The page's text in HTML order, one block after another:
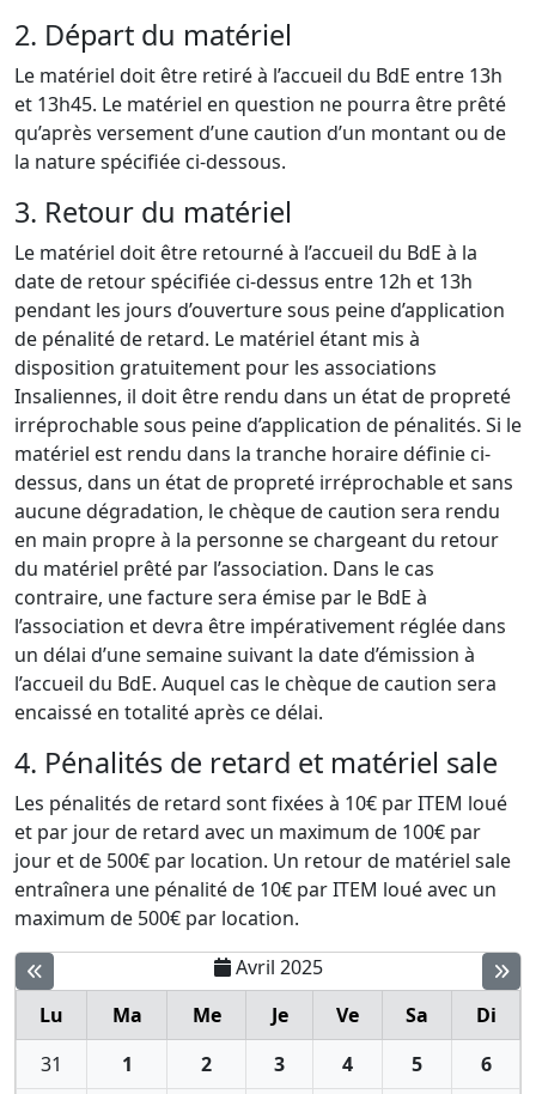
2. Départ du matériel
Le matériel doit être retiré à l’accueil du BdE entre 13h
et 13h45. Le matériel en question ne pourra être prêté
qu’après versement d’une caution d’un montant ou de
la nature spécifiée ci-dessous.
3. Retour du matériel
Le matériel doit être retourné à l’accueil du BdE à la
date de retour spécifiée ci-dessus entre 12h et 13h
pendant les jours d’ouverture sous peine d’application
de pénalité de retard. Le matériel étant mis à
disposition gratuitement pour les associations
Insaliennes, il doit être rendu dans un état de propreté
irréprochable sous peine d’application de pénalités. Si le
matériel est rendu dans la tranche horaire définie ci-
dessus, dans un état de propreté irréprochable et sans
aucune dégradation, le chèque de caution sera rendu
en main propre à la personne se chargeant du retour
du matériel prêté par l’association. Dans le cas
contraire, une facture sera émise par le BdE à
l’association et devra être impérativement réglée dans
un délai d’une semaine suivant la date d’émission à
l’accueil du BdE. Auquel cas le chèque de caution sera
encaissé en totalité après ce délai.
4. Pénalités de retard et matériel sale
Les pénalités de retard sont fixées à 10€ par ITEM loué
et par jour de retard avec un maximum de 100€ par
jour et de 500€ par location. Un retour de matériel sale
entraînera une pénalité de 10€ par ITEM loué avec un
maximum de 500€ par location.
Avril 2025
Lu
Ma Me Je Ve Sa
Di
31
1 2 3 4 5
6